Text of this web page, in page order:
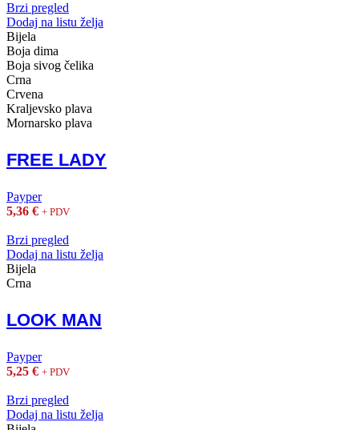
Brzi pregled
Dodaj na listu želja
Bijela
Boja dima
Boja sivog čelika
Crna
Crvena
Kraljevsko plava
Mornarsko plava
FREE LADY
Payper
5,36 € + PDV
Brzi pregled
Dodaj na listu želja
Bijela
Crna
LOOK MAN
Payper
5,25 € + PDV
Brzi pregled
Dodaj na listu želja